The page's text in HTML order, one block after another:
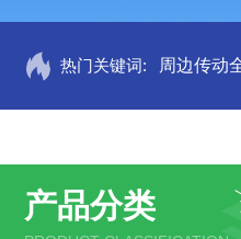
热门关键词: 周边传动
产品分类